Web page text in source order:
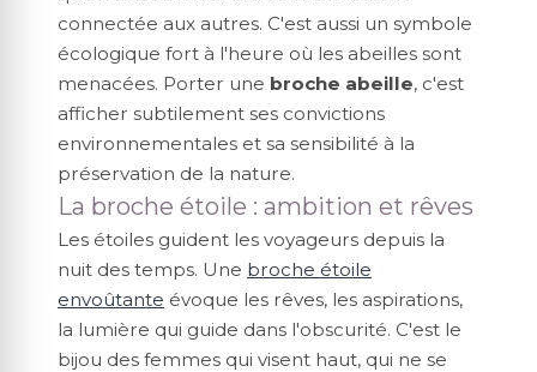
connectée aux autres. C'est aussi un symbole
écologique fort à l'heure où les abeilles sont
menacées. Porter une broche abeille, c'est
afficher subtilement ses convictions
environnementales et sa sensibilité à la
préservation de la nature.
La broche étoile : ambition et rêves
Les étoiles guident les voyageurs depuis la
nuit des temps. Une broche étoile
envoûtante évoque les rêves, les aspirations,
la lumière qui guide dans l'obscurité. C'est le
bijou des femmes qui visent haut, qui ne se